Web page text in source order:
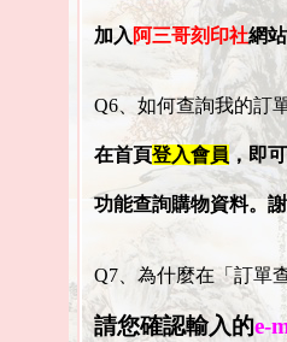
加入 阿三哥刻印社網
Q6、如何查詢我的訂
在首頁登入會員，即
功能查詢購物資料。
Q7、為什麼在「訂單
請您確認輸入的e-